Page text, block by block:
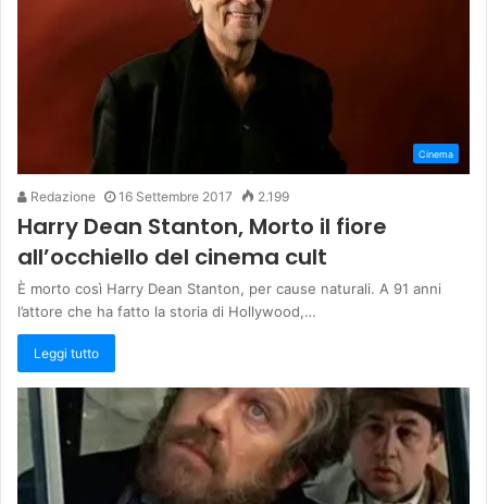
Cinema
Redazione 16 Settembre 2017 2.199
Harry Dean Stanton, Morto il fiore
all’occhiello del cinema cult
È morto così Harry Dean Stanton, per cause naturali. A 91 anni
l’attore che ha fatto la storia di Hollywood,…
Leggi tutto